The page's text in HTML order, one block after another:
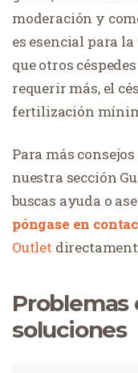
moderación y
es esencial para
que otros
requerir más, el
fertilización
Para más
nuestra sección
buscas ayuda o
póngase en
Outlet
Problemas
soluciones